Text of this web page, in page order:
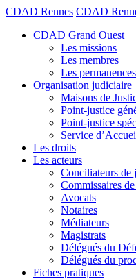
CDAD Rennes CDAD
CDAD Grand Ouest
Les missions
Les membres
Les permanences
Organisation judiciaire
Maisons de
Point-justice
Point-justice
Service
Les droits
Les acteurs
Conciliateurs de
Commissaires
Avocats
Notaires
Médiateurs
Magistrats
Délégués du
Délégués du
Fiches pratiques